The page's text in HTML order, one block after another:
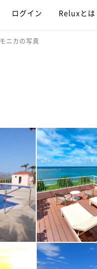
ログイン Reluxとは
ニカの写真